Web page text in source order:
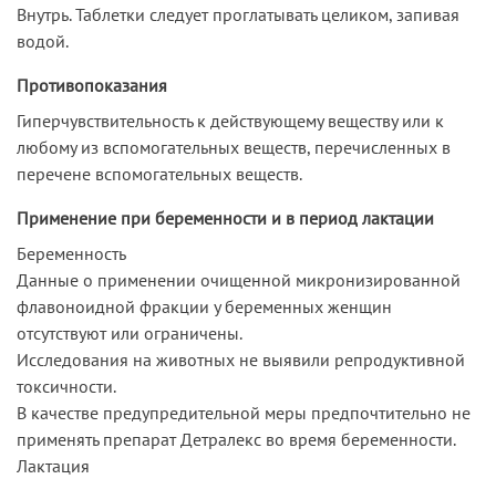
Внутрь. Таблетки следует проглатывать целиком, запивая
водой.
Противопоказания
Гиперчувствительность к действующему веществу или к
любому из вспомогательных веществ, перечисленных в
перечене вспомогательных веществ.
Применение при беременности и в период лактации
Беременность
Данные о применении очищенной микронизированной
флавоноидной фракции у беременных женщин
отсутствуют или ограничены.
Исследования на животных не выявили репродуктивной
токсичности.
В качестве предупредительной меры предпочтительно не
применять препарат Детралекс во время беременности.
Лактация